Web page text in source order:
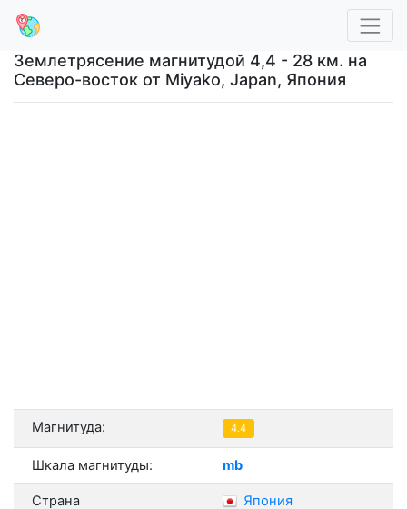
Землетрясение магнитудой 4,4 - 28 км. на
Северо-восток от Miyako, Japan, Япония
Магнитуда: 4.4
Шкала магнитуды: mb
Страна Япония